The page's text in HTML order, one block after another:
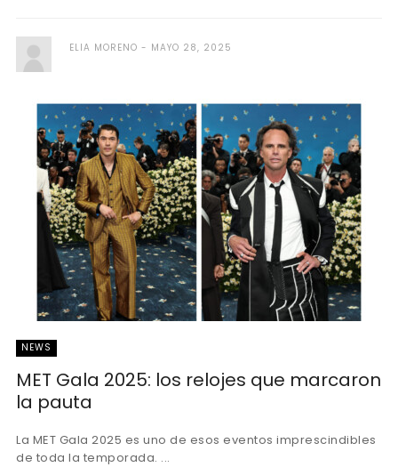
ELIA MORENO MAYO 28, 2025
NEWS
MET Gala 2025: los relojes que marcaron
la pauta
La MET Gala 2025 es uno de esos eventos imprescindibles
de toda la temporada. ...